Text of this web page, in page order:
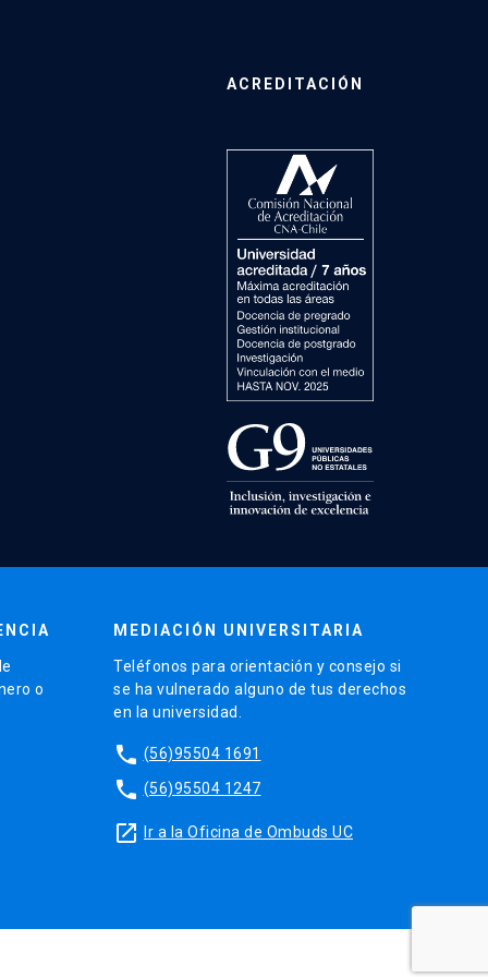
ACREDITACIÓN
o
MEDIACIÓN UNIVERSITARIA
Teléfonos para orientación y consejo si
se ha vulnerado alguno de tus derechos
en la universidad.
phone (56)95504 1691
phone (56)95504 1247
launch Ir a la Oficina de Ombuds UC